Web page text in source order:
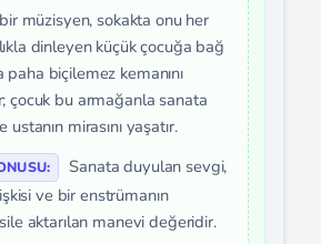
bir müzisyen, sokakta onu her
dinleyen küçük çocuğa bağ
paha biçilemez kemanını
çocuk bu armağanla sanata
ustanın mirasını yaşatır.
Sanata duyulan sevgi,
ve bir enstrümanın
aktarılan manevi değeridir.